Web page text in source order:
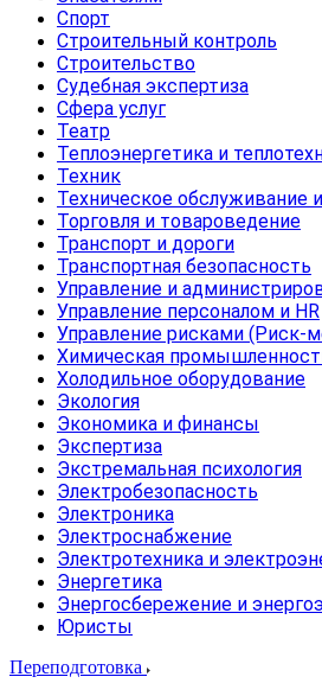
Спорт
Строительный контроль
Строительство
Судебная экспертиза
Сфера услуг
Театр
Теплоэнергетика и
Техник
Техническое обслуживание
Торговля и товароведение
Транспорт и дороги
Транспортная безопасность
Управление и
Управление персоналом и HR
Управление рисками (Риск-
Химическая
Холодильное оборудование
Экология
Экономика и финансы
Экспертиза
Экстремальная психология
Электробезопасность
Электроника
Электроснабжение
Электротехника и
Энергетика
Энергосбережение и
Юристы
Переподготовка